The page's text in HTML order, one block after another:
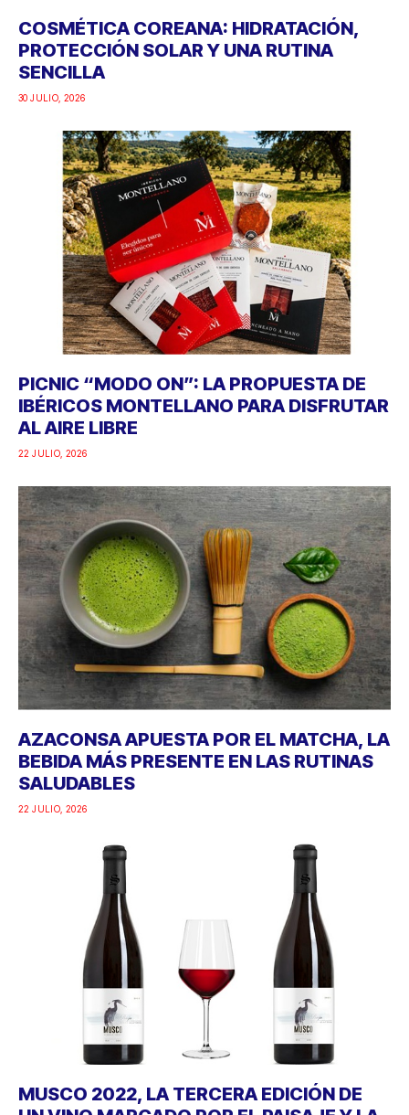
COSMÉTICA COREANA: HIDRATACIÓN,
PROTECCIÓN SOLAR Y UNA RUTINA
SENCILLA
30 JULIO, 2026
PICNIC “MODO ON”: LA PROPUESTA DE
IBÉRICOS MONTELLANO PARA DISFRUTAR
AL AIRE LIBRE
22 JULIO, 2026
AZACONSA APUESTA POR EL MATCHA, LA
BEBIDA MÁS PRESENTE EN LAS RUTINAS
SALUDABLES
22 JULIO, 2026
MUSCO 2022, LA TERCERA EDICIÓN DE